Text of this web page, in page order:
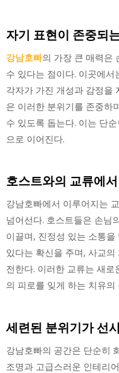
자기 표현이 존중되
강남호빠의 가장 큰 매력은
수 있다는 점이다. 이곳에
각자가 가진 개성과 감정을
은 이러한 분위기를 존중하
수 있도록 돕는다. 이는 단
으로 이어진다.
호스트와의 교류에
강남호빠에서 이루어지는
넘어선다. 호스트들은 손님
이끌며, 진정성 있는 소통
있다는 확신을 주며, 사교
전한다. 이러한 교류는 새
의 피로를 잊게 하는 치유의
세련된 분위기가 선
강남호빠의 공간은 단순히
조명과 고급스러운 인테리